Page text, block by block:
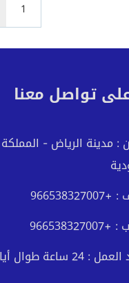
1
تواصل معنا
: مدينة الرياض - المملكة
طوال أيام الأسبوع